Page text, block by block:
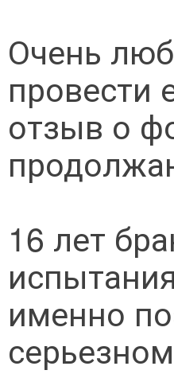
Очень
провести
отзыв о
16 лет
именно